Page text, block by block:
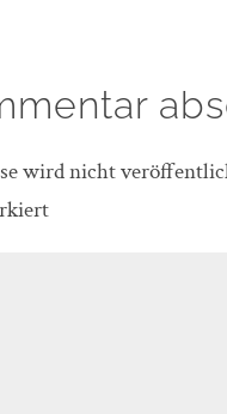
wird nicht